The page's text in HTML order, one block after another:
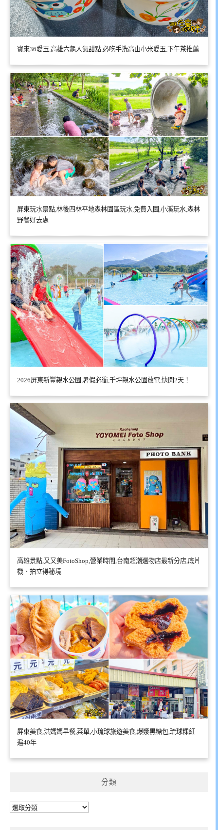
寶來36愛玉,高雄六龜人氣甜點,必吃手洗高山小米愛玉,下午茶推薦
屏東玩水景點,林後四林平地森林園區玩水,免費入園,小溪玩水,森林
野餐好去處
2026屏東新豐親水公園,暑假必衝,千坪親水公園放電,快閃2天！
高雄景點,又又美FotoShop,營業時間,台南超潮選物店最新分店,底片
機、拍立得秘境
屏東美食,洪媽媽早餐,菜單,小琉球旅遊美食,爆漿黑糖包,琉球粿紅
遍40年
分類
分